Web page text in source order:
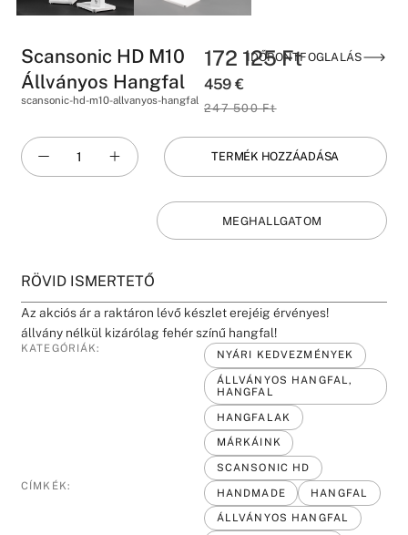
IDŐPONTFOGLALÁS
Scansonic HD M10
Állványos Hangfal
scansonic-hd-m10-allvanyos-hangfal
247 500Ft
172 125Ft
459 €
TERMÉK HOZZÁADÁSA
MEGHALLGATOM
RÖVID ISMERTETŐ
Az akciós ár a raktáron lévő készlet erejéig érvényes!
állvány nélkül kizárólag fehér színű hangfal!
KATEGÓRIÁK:
NYÁRI KEDVEZMÉNYEK
ÁLLVÁNYOS HANGFAL,
HANGFAL
HANGFALAK
MÁRKÁINK
SCANSONIC HD
CÍMKÉK:
HANDMADE
HANGFAL
ÁLLVÁNYOS HANGFAL